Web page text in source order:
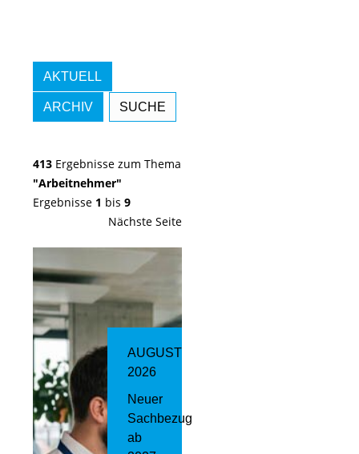
AKTUELL
ARCHIV SUCHE
413 Ergebnisse zum Thema
"Arbeitnehmer"
Ergebnisse 1 bis 9
Nächste Seite
AUGUST
2026
Neuer
Sachbezug
ab